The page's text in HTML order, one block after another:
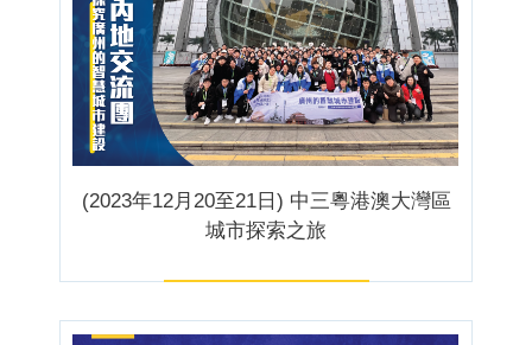
(2023年12月20至21日) 中三粵港澳大灣區
城市探索之旅